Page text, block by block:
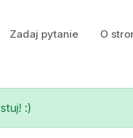
Zadaj pytanie O
:)